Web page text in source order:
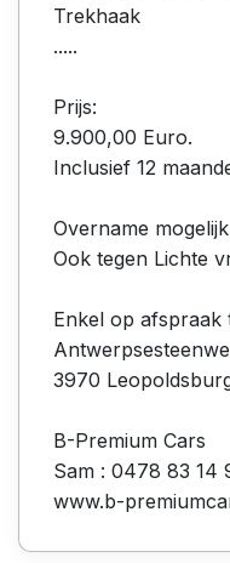
Trekhaak
.....
Prijs:
9.900,00 Euro.
Inclusief 12
Overname
Ook tegen Lichte
Enkel op afspraak
3970
B-Premium Cars
Sam : 0478 83 14
www.b-